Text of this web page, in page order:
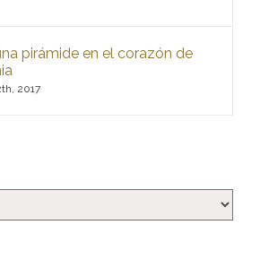
pirámide en el corazón de
2017